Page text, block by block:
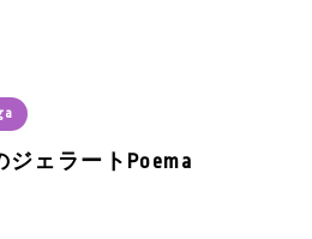
ェラートPoema